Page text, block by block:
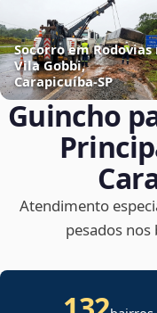
Socorro em Rodovias
Vila Gobbi,
Carapicuíba‑SP
Guincho
Atendimento
pesados nos